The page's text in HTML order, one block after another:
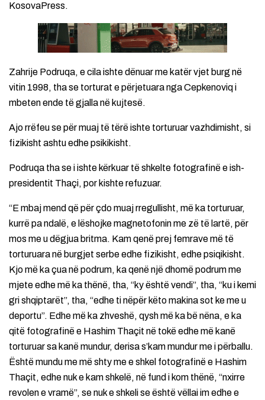
KosovaPress.
Zahrije Podruqa, e cila ishte dënuar me katër vjet burg në
vitin 1998, tha se torturat e përjetuara nga Cepkenoviq i
mbeten ende të gjalla në kujtesë.
Ajo rrëfeu se për muaj të tërë ishte torturuar vazhdimisht, si
fizikisht ashtu edhe psikikisht.
Podruqa tha se i ishte kërkuar të shkelte fotografinë e ish-
presidentit Thaçi, por kishte refuzuar.
“E mbaj mend që për çdo muaj rregullisht, më ka torturuar,
kurrë pa ndalë, e lëshojke magnetofonin me zë të lartë, për
mos me u dëgjua britma. Kam qenë prej femrave më të
torturuara në burgjet serbe edhe fizikisht, edhe psiqikisht.
Kjo më ka çua në podrum, ka qenë një dhomë podrum me
mjete edhe më ka thënë, tha, “ky është vendi”, tha, “ku i kemi
gri shqiptarët”, tha, “edhe ti nëpër këto makina sot ke me u
deportu”. Edhe më ka zhveshë, qysh më ka bë nëna, e ka
qitë fotografinë e Hashim Thaçit në tokë edhe më kanë
torturuar sa kanë mundur, derisa s’kam mundur me i përballu.
Është mundu me më shty me e shkel fotografinë e Hashim
Thaçit, edhe nuk e kam shkelë, në fund i kom thënë, “nxirre
revolen e vramë”, se nuk e shkeli se është vëllai im edhe e